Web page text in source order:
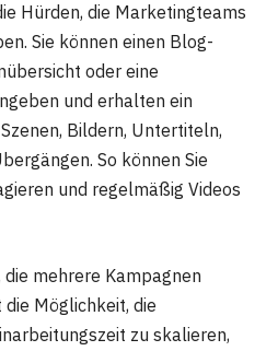
Hürden, die Marketingteams
Sie können einen Blog-
oder eine
und erhalten ein
Bildern, Untertiteln,
So können Sie
und regelmäßig Videos
mehrere Kampagnen
Möglichkeit, die
zu skalieren,